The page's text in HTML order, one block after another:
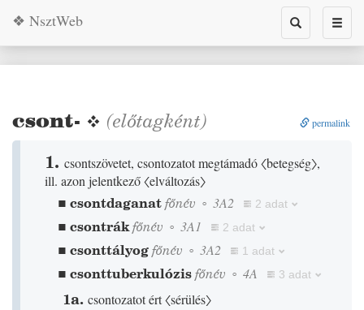
Toggle
search
❖ NsztWeb
csont- ❖ (előtagként) permalink
1. csontszövetet, csontozatot megtámadó〈betegség〉,
ill. azon jelentkező〈elváltozás〉
▪ csontdaganatfőnév ◦ 3A2 2 adat
▪ csontrákfőnév ◦ 3A1 2 adat
▪ csonttályogfőnév ◦ 3A2 1 adat
▪ csonttuberkulózisfőnév ◦ 4A 3 adat
1a. csontozatot ért〈sérülés〉